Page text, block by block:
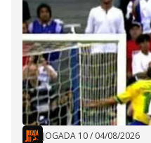
JOGADA 10/ 04/08/2026